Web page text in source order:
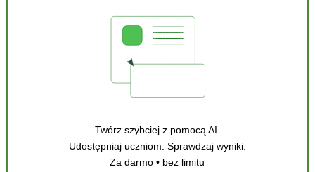
Twórz szybciej z pomocą AI.
Udostępniaj uczniom. Sprawdzaj wyniki.
Za darmo • bez limitu